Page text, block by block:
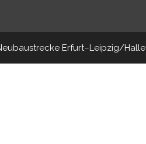
Erfurt–Leipzig/Halle